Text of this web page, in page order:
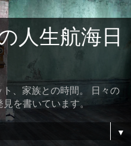
人生航海日
、家族との時間。 日々の
を書いています。
▼